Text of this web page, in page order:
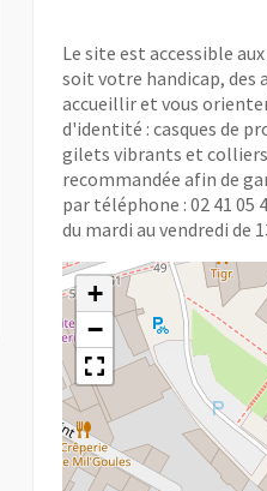
Le site est accessible
soit votre handicap, des
accueillir et vous
d'identité : casques de
gilets vibrants et
recommandée afin de
par téléphone : 02 41 05
du mardi au vendredi de
+
−